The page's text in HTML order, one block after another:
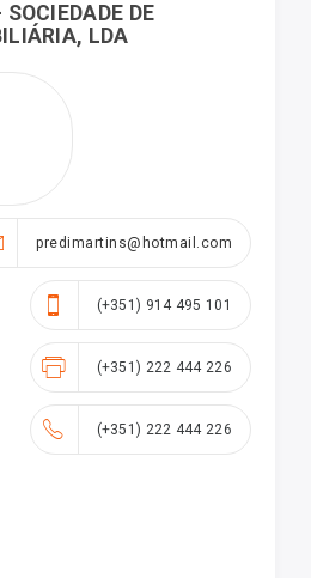
DE
LDA
predimartins@hotmail.com
(+351) 914 495 101
(+351) 222 444 226
(+351) 222 444 226